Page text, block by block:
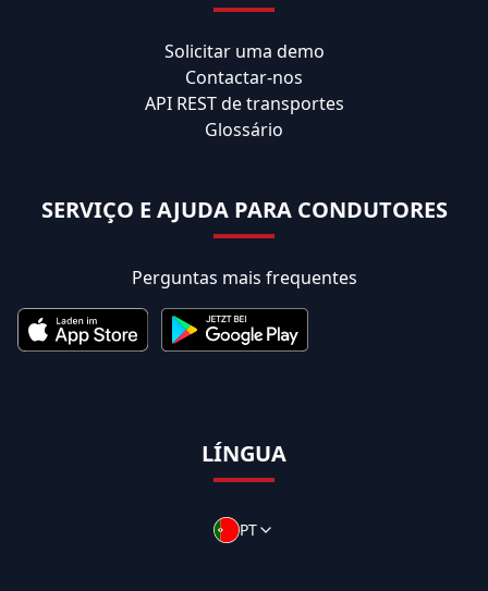
Solicitar uma demo
Contactar-nos
API REST de transportes
Glossário
SERVIÇO E AJUDA PARA CONDUTORES
Perguntas mais frequentes
LÍNGUA
PT